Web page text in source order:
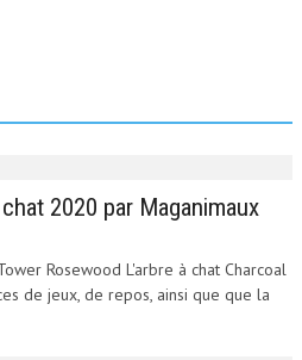
2020 par Maganimaux
Rosewood L'arbre à chat Charcoal
de jeux, de repos, ainsi que que la